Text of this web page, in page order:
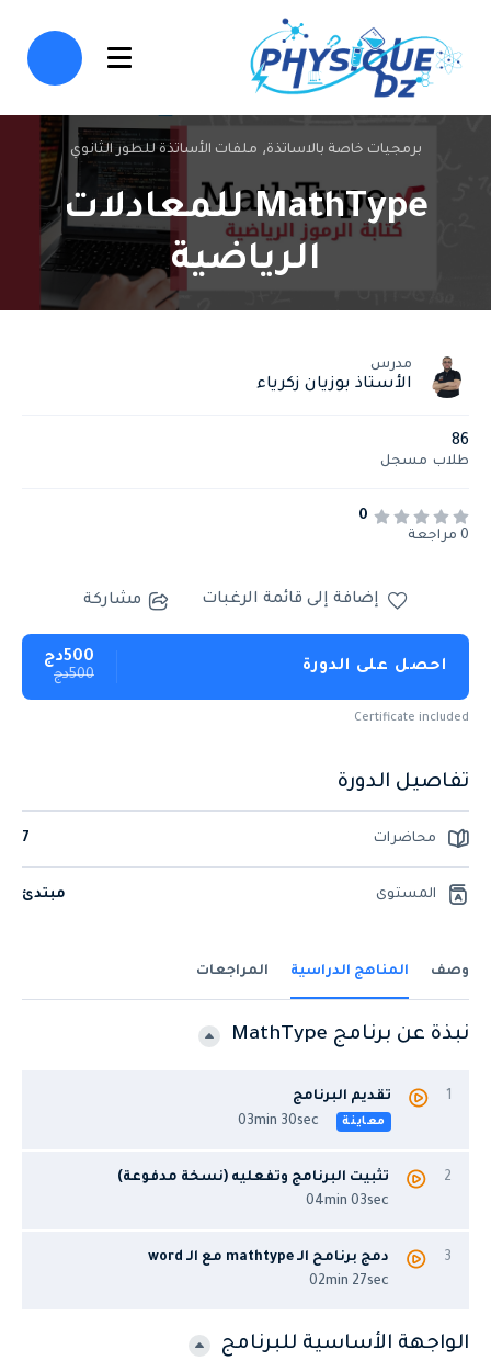
برمجيات خاصة بالاساتذة⸲ ملفات الأساتذة للطور الثانوي
MathType للمعادلات
الرياضية
مدرس
الأستاذ بوزيان زكرياء
86
طلاب مسجل
0
0 مراجعة
وصف المناهج الدراسية المراجعات
نبذة عن برنامج MathType
1 تقديم البرنامج
معاينة 03min 30sec
2
تثبيت البرنامج وتفعليه (نسخة مدفوعة)
04min 03sec
3
دمج برنامح الـ mathtype مع الـ word
02min 27sec
الواجهة الأساسية للبرنامج
إضافة إلى قائمة الرغبات مشاركة
احصل على الدورة 500دج
500دج
Certificate included
تفاصيل الدورة
محاضرات 7
المستوى مبتدئ